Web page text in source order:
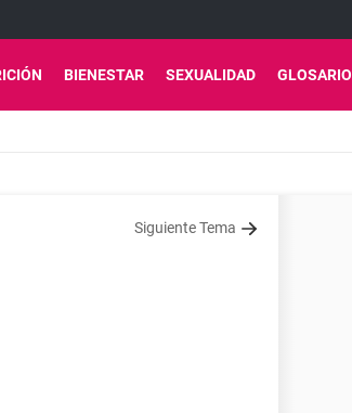
BIENESTAR SEXUALIDAD GLOSARIO
Siguiente Tema